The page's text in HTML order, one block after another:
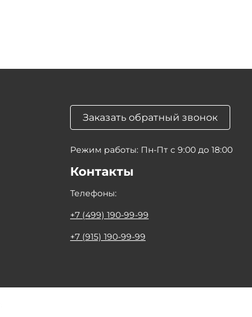
Заказать обратный звонок
Режим работы: Пн-Пт с 9:00 до 18:00
Контакты
Телефоны:
+7 (499) 190-99-99
+7 (915) 190-99-99